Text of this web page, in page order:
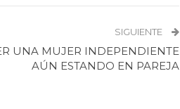
SIGUIENTE
UNA MUJER INDEPENDIENTE
AÚN ESTANDO EN PAREJA